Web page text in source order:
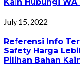
Kain Hubungi WA
July 15, 2022
Referensi Info
Safety Harga
Pilihan Bahan